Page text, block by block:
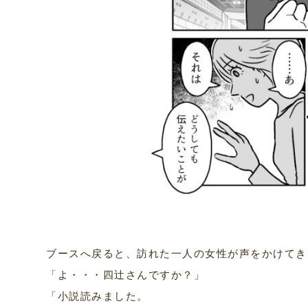
ブースへ戻ると、訪れた一人の女性が声をかけて
「よ・・・四辻さんですか？」
「小説読みました。